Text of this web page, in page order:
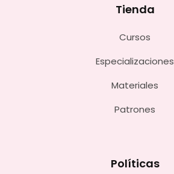
Tienda
Cursos
Especializaciones
Materiales
Patrones
Políticas